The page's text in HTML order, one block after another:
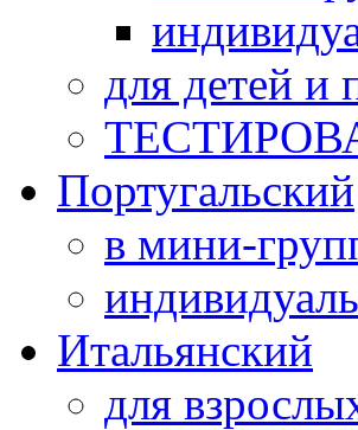
для детей и
Португальский
в мини-
Итальянский
для